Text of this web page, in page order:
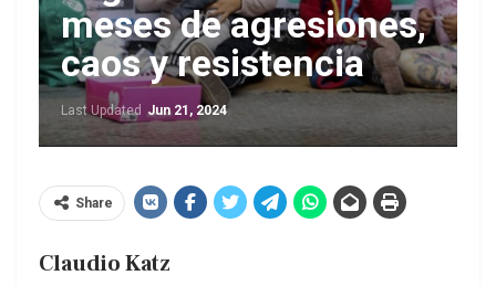
meses de agresiones,
caos y resistencia
Last Updated Jun 21, 2024
Share
Claudio Katz